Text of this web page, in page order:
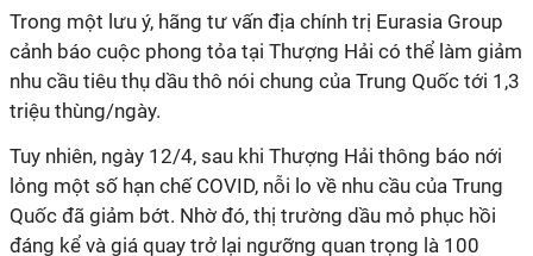
Trong một lưu ý, hãng tư vấn địa chính trị Eurasia Group
cảnh báo cuộc phong tỏa tại Thượng Hải có thể làm giảm
nhu cầu tiêu thụ dầu thô nói chung của Trung Quốc tới 1,3
triệu thùng/ngày.
Tuy nhiên, ngày 12/4, sau khi Thượng Hải thông báo nới
lỏng một số hạn chế COVID, nỗi lo về nhu cầu của Trung
Quốc đã giảm bớt. Nhờ đó, thị trường dầu mỏ phục hồi
đáng kể và giá quay trở lại ngưỡng quan trọng là 100